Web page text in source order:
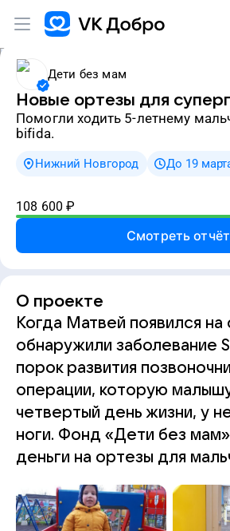
Дети без мам
Новые ортезы для
Помогли ходить 5-летнему мальчику со Spina
bifida.
Нижний Новгород До 19
108 600 ₽
Смотреть отчёт
О проекте
Когда Матвей появился на
обнаружили заболевание
порок развития
операции, которую
четвертый день жизни, у
ноги. Фонд «Дети без
деньги на ортезы для